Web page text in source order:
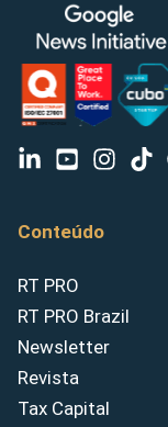
Conteúdo
RT PRO
RT PRO Brazil
Newsletter
Revista
Tax Capital